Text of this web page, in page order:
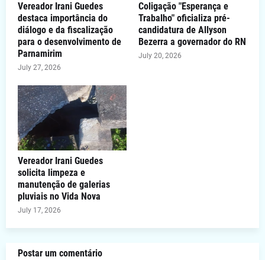
Vereador Irani Guedes
destaca importância do
diálogo e da fiscalização
para o desenvolvimento de
Parnamirim
July 27, 2026
Coligação "Esperança e
Trabalho" oficializa pré-
candidatura de Allyson
Bezerra a governador do RN
July 20, 2026
Vereador Irani Guedes
solicita limpeza e
manutenção de galerias
pluviais no Vida Nova
July 17, 2026
Postar um comentário